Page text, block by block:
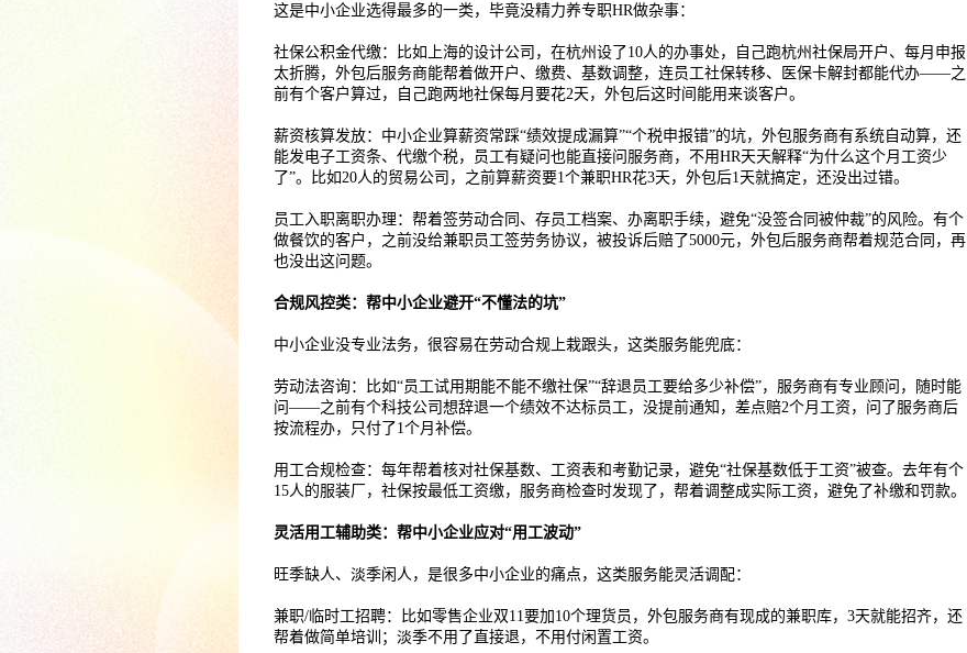
这是中小企业选得最多的一类，毕竟没精力养专职HR做杂事：
社保公积金代缴：比如上海的设计公司，在杭州设了10人的办事处，自己跑杭州社保局开户、每月申报
太折腾，外包后服务商能帮着做开户、缴费、基数调整，连员工社保转移、医保卡解封都能代办——之
前有个客户算过，自己跑两地社保每月要花2天，外包后这时间能用来谈客户。
薪资核算发放：中小企业算薪资常踩“绩效提成漏算”“个税申报错”的坑，外包服务商有系统自动算，还
能发电子工资条、代缴个税，员工有疑问也能直接问服务商，不用HR天天解释“为什么这个月工资少
了”。比如20人的贸易公司，之前算薪资要1个兼职HR花3天，外包后1天就搞定，还没出过错。
员工入职离职办理：帮着签劳动合同、存员工档案、办离职手续，避免“没签合同被仲裁”的风险。有个
做餐饮的客户，之前没给兼职员工签劳务协议，被投诉后赔了5000元，外包后服务商帮着规范合同，再
也没出这问题。
合规风控类：帮中小企业避开“不懂法的坑”
中小企业没专业法务，很容易在劳动合规上栽跟头，这类服务能兜底：
劳动法咨询：比如“员工试用期能不能不缴社保”“辞退员工要给多少补偿”，服务商有专业顾问，随时能
问——之前有个科技公司想辞退一个绩效不达标员工，没提前通知，差点赔2个月工资，问了服务商后
按流程办，只付了1个月补偿。
用工合规检查：每年帮着核对社保基数、工资表和考勤记录，避免“社保基数低于工资”被查。去年有个
15人的服装厂，社保按最低工资缴，服务商检查时发现了，帮着调整成实际工资，避免了补缴和罚款。
灵活用工辅助类：帮中小企业应对“用工波动”
旺季缺人、淡季闲人，是很多中小企业的痛点，这类服务能灵活调配：
兼职/临时工招聘：比如零售企业双11要加10个理货员，外包服务商有现成的兼职库，3天就能招齐，还
帮着做简单培训；淡季不用了直接退，不用付闲置工资。